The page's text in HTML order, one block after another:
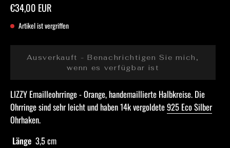
€34,00 EUR
Artikel ist vergriffen
Ausverkauft - Benachrichtigen Sie mich,
wenn es verfügbar ist
LIZZY Emailleohrringe - Orange, handemaillierte Halbkreise. Die
Ohrringe sind sehr leicht und haben 14k vergoldete925 Eco Silber
Ohrhaken.
Länge 3,5 cm